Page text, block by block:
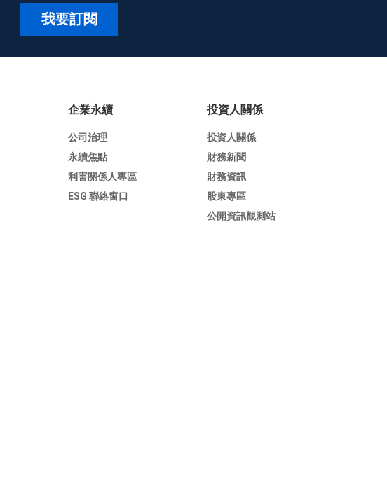
我要訂閱
企業永續
公司治理
永續焦點
利害關係人專區
ESG 聯絡窗口
投資人關係
投資人關係
財務新聞
財務資訊
股東專區
公開資訊觀測站